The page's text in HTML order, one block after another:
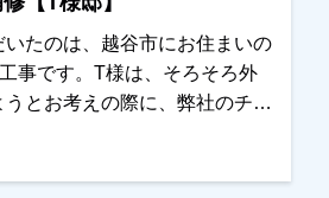
き、ご満足いただけたようで
く思っております。この度は大
塗装・屋根塗装工事をお任せ
がとうございました。
たのは、越谷市にお住まいの
事です。T様は、そろそろ外
とお考えの際に、弊社のチラ
口コミなども確認されたうえ